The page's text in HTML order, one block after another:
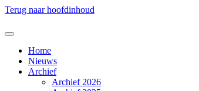
Terug naar hoofdinhoud
Home
Nieuws
Archief
Archief 2026